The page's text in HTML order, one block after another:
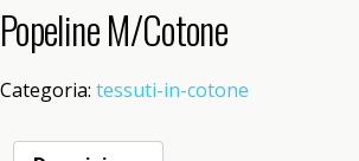
Popeline M/Cotone
Categoria: tessuti-in-cotone